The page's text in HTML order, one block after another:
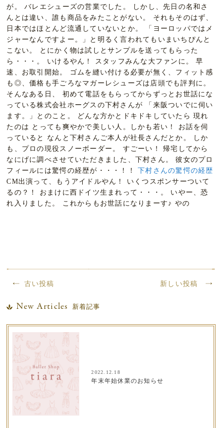
が。 バレエシューズの営業でした。 しかし、先日の名和さ
んとは違い、誰も商品をみたことがない。 それもそのはず、
日本ではほとんど流通していないとか。 「ヨーロッパではメ
ジャーなんですよー。」と明るく言われてもいまいちぴんと
こない。 とにかく物は試しとサンプルを送ってもらった
ら・・・。 いけるやん！ スタッフみんな大ファンに。 早
速、お取引開始。 ゴムを縫い付ける必要が無く、フィット感
も◎、価格も手ごろなマガーレシューズは店頭でも評判に。
そんなある日、 初めて電話をもらってからずっとお世話にな
っている株式会社ホーグスの下村さんが 「来阪ついでに伺い
ます。」とのこと。 どんな方かとドキドキしていたら 現れ
たのは とっても爽やかで美しい人。しかも若い！ お話を伺
っていると なんと下村さんご本人が社長さんだとか。 しか
も、プロの現役スノーボーダー。 すごーい！ 帰宅してから
なにげに調べさせていただきました、下村さん。 彼女のプロ
フィールには驚愕の経歴が・・・！！下村さんの驚愕の経歴
CM出演って、もうアイドルやん！ いくつスポンサーついて
るの？！ おまけに西ドイツ生まれって・・・。 いやー、恐
れ入りました。 これからもお世話になりまーす♪ やの
古い投稿 新しい投稿
New Articles 新着記事
2022.12.18
年末年始休業のお知らせ